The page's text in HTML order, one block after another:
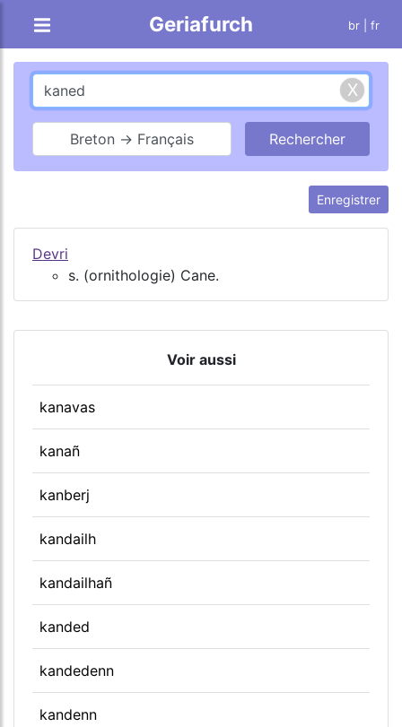
Geriafurch br | fr
Breton → Français
Enregistrer
Devri
s. (ornithologie) Cane.
Voir aussi
kanavas
kanañ
kanberj
kandailh
kandailhañ
kanded
kandedenn
kandenn